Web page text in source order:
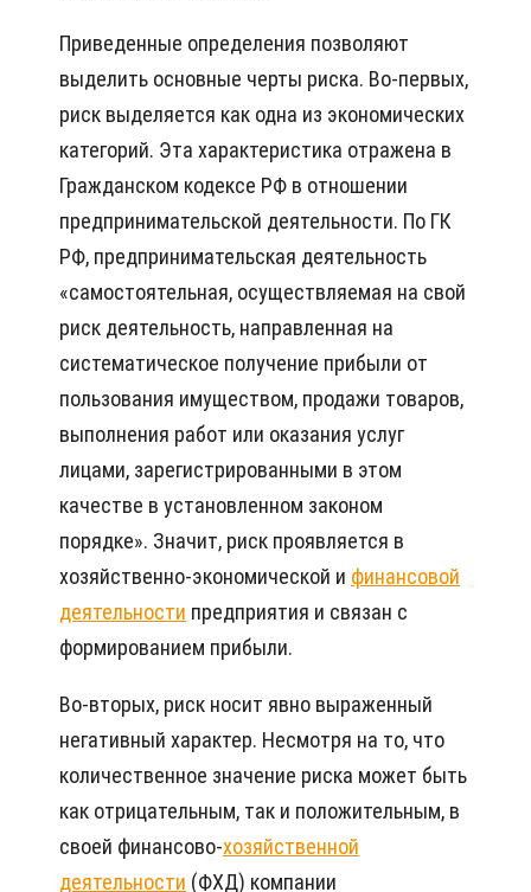
Приведенные определения позволяют
выделить основные черты риска. Во-первых,
риск выделяется как одна из экономических
категорий. Эта характеристика отражена в
Гражданском кодексе РФ в отношении
предпринимательской деятельности. По ГК
РФ, предпринимательская деятельность
«самостоятельная, осуществляемая на свой
риск деятельность, направленная на
систематическое получение прибыли от
пользования имуществом, продажи товаров,
выполнения работ или оказания услуг
лицами, зарегистрированными в этом
качестве в установленном законом
порядке». Значит, риск проявляется в
хозяйственно-экономической и финансовой
деятельности предприятия и связан с
формированием прибыли.
Во-вторых, риск носит явно выраженный
негативный характер. Несмотря на то, что
количественное значение риска может быть
как отрицательным, так и положительным, в
своей финансово-хозяйственной
деятельности (ФХД) компании